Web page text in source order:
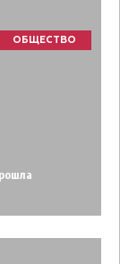
ОБЩЕСТВО